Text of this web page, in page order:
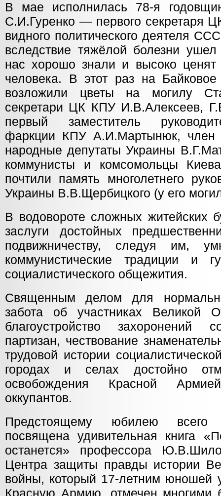
В мае исполнилась 78-я
С.И.Гуренко — первого секретаря
видного политического деятеля
вследствие тяжёлой болезни
нас хорошо знали и высоко ценят
человека. В этот раз на
возложили цветы на могилу
секретари ЦК КПУ И.В.Алексеев,
первый заместитель
фаркции КПУ А.И.Мартынюк,
народные депутаты Украины
коммунисты и комсомольцы
почтили память многолетнего
Украины В.В.Щербицкого (у его
В водовороте сложных житейских
заслуги достойных
подвижничеству, следуя им,
коммунистические традиции и
социалистического общежития.
Священным делом для
забота об участниках Великой
благоустройство захоронений
партизан, чествование
трудовой истории
городах и селах достойно
освобождения Красной
оккупантов.
Предстоящему юбилею всего
посвящена удивительная книга
останется» профессора
Центра защиты правды истории
войны, который 17-летним юношей
Красную Армию, отмечен многими